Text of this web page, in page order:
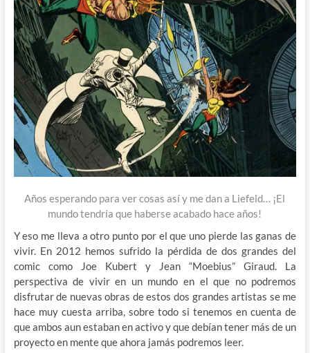
Años esperando para ver cosas así y me dan a Liefeld… ¡El
mundo tendría que haberse acabado hace años!
Y eso me lleva a otro punto por el que uno pierde las ganas de
vivir. En 2012 hemos sufrido la pérdida de dos grandes del
comic como Joe Kubert y Jean “Moebius” Giraud. La
perspectiva de vivir en un mundo en el que no podremos
disfrutar de nuevas obras de estos dos grandes artistas se me
hace muy cuesta arriba, sobre todo si tenemos en cuenta de
que ambos aun estaban en activo y que debían tener más de un
proyecto en mente que ahora jamás podremos leer.